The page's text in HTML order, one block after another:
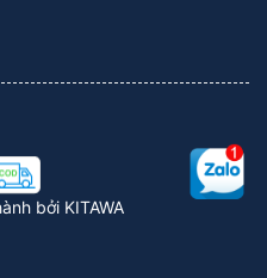
bởi KITAWA